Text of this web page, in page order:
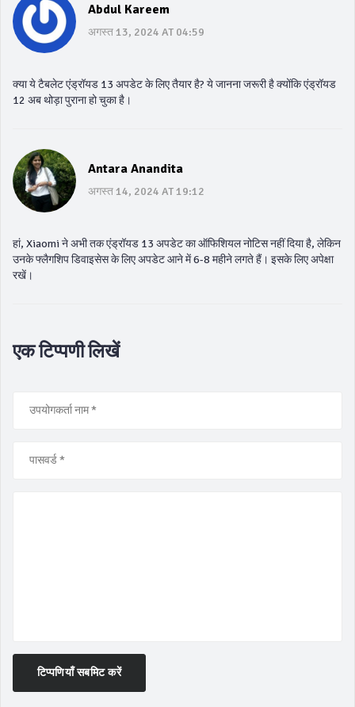
Abdul Kareem
अगस्त 13, 2024 AT 04:59
क्या ये टैबलेट एंड्रॉयड 13 अपडेट के लिए तैयार है? ये जानना जरूरी है क्योंकि एंड्रॉयड
12 अब थोड़ा पुराना हो चुका है।
Antara Anandita
अगस्त 14, 2024 AT 19:12
हां, Xiaomi ने अभी तक एंड्रॉयड 13 अपडेट का ऑफिशियल नोटिस नहीं दिया है, लेकिन
उनके फ्लैगशिप डिवाइसेस के लिए अपडेट आने में 6-8 महीने लगते हैं। इसके लिए अपेक्षा
रखें।
एक टिप्पणी लिखें
टिप्पणियाँ सबमिट करें